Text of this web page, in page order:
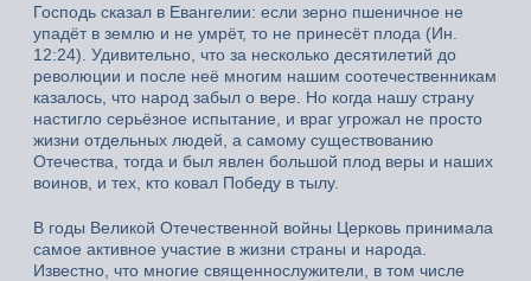
Господь сказал в Евангелии: если зерно пшеничное не
упадёт в землю и не умрёт, то не принесёт плода (Ин.
12:24). Удивительно, что за несколько десятилетий до
революции и после неё многим нашим соотечественникам
казалось, что народ забыл о вере. Но когда нашу страну
настигло серьёзное испытание, и враг угрожал не просто
жизни отдельных людей, а самому существованию
Отечества, тогда и был явлен большой плод веры и наших
воинов, и тех, кто ковал Победу в тылу.
В годы Великой Отечественной войны Церковь принимала
самое активное участие в жизни страны и народа.
Известно, что многие священнослужители, в том числе